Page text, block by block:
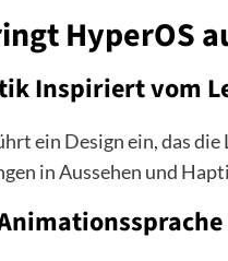
HyperOS
Inspiriert vom
ein Design ein, das
in Aussehen und